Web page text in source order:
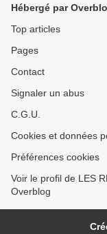
Hébergé par
Top articles
Pages
Contact
Signaler un abus
C.G.U.
Cookies et données
Préférences cookies
Voir le profil de LES
Overblog